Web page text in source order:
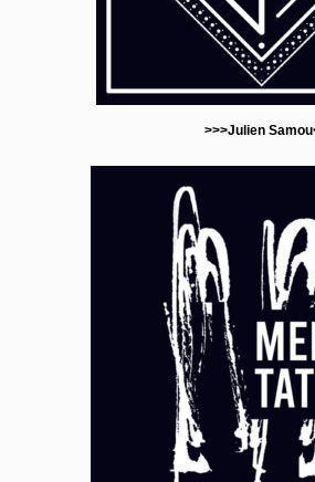
>>>Julien